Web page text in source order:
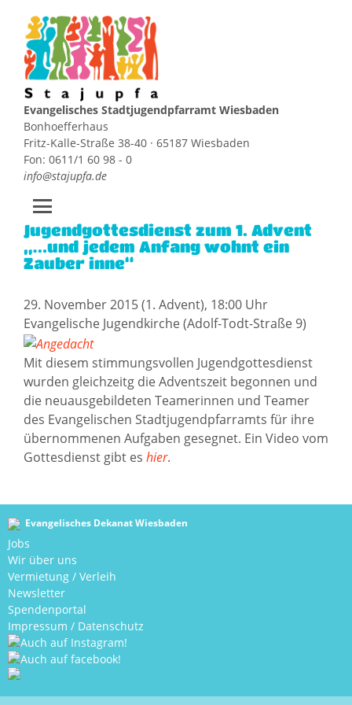
Evangelisches Stadtjugendpfarramt Wiesbaden
Bonhoefferhaus
Fritz-Kalle-Straße 38-40 · 65187 Wiesbaden
Fon: 0611/1 60 98 - 0
info@stajupfa.de
Zum
Inhalt
springen
Jugendgottesdienst zum 1. Advent
„…und jedem Anfang wohnt ein
Zauber inne“
29. November 2015 (1. Advent), 18:00 Uhr
Evangelische Jugendkirche (Adolf-Todt-Straße 9)
Mit diesem stimmungsvollen Jugendgottesdienst
wurden gleichzeitg die Adventszeit begonnen und
die neuausgebildeten Teamerinnen und Teamer
des Evangelischen Stadtjugendpfarramts für ihre
übernommenen Aufgaben gesegnet. Ein Video vom
Gottesdienst gibt es hier.
Evangelisches Dekanat Wiesbaden
Jobs
Wir über uns
Vermietung / Verleih
Newsletter
Spendenportal
Impressum / Datenschutz